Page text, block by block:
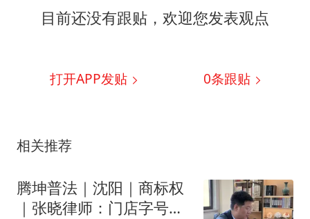
目前还没有跟贴，欢迎您发表观点
打开APP发贴 0条跟贴
相关推荐
腾坤普法｜沈阳｜商标权
｜张晓律师：门店字号被